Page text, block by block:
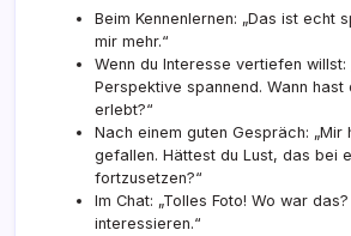
Beim Kennenlernen: „Das ist echt
mir mehr.“
Wenn du Interesse vertiefen willst:
Perspektive spannend. Wann hast
erlebt?“
Nach einem guten Gespräch: „Mir
gefallen. Hättest du Lust, das bei
fortzusetzen?“
Im Chat: „Tolles Foto! Wo war
interessieren.“